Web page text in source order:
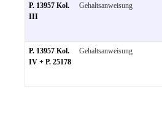
P. 13957 Kol.
III
Gehaltsanweisung
P. 13957 Kol.
IV + P. 25178
Gehaltsanweisung